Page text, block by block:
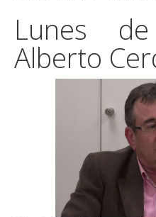
Lunes
Alberto